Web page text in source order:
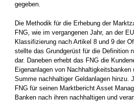
gegeben.
Die Methodik für die Erhebung der
FNG, wie im vergangenen Jahr, an der
Klassifizierung nach Artikel 8 und 9 der
stellte das Grundgerüst für die Definition
dar. Daneben erhebt das FNG die
Eigenanlagen von Nachhaltigkeitsbanken
Summe nachhaltiger Geldanlagen hinzu.
FNG für seinen Marktbericht Asset
Banken nach ihren nachhaltigen und